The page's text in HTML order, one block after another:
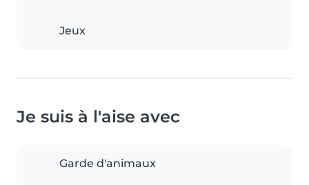
Jeux
Je suis à l'aise avec
Garde d'animaux